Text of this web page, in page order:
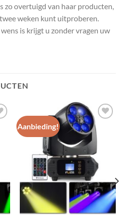
zo overtuigd van haar producten,
weken kunt uitproberen.
is krijgt u zonder vragen uw
Aanbieding!
Toevoegen
wenslijst